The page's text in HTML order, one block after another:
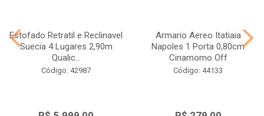
Estofado Retratil e Reclinavel
Suecia 4 Lugares 2,90m
Qualic...
Código: 42987
Armario Aereo Itatiaia
Napoles 1 Porta 0,80cm
Cinamomo Off
Código: 44133